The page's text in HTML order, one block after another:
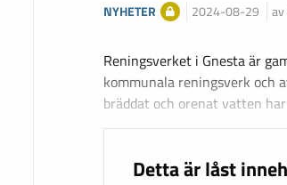
NYHETER 2024-08-29
Reningsverket i Gnesta är
kommunala reningsverk och
bräddat och orenat vatten
Detta är låst